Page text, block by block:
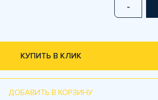
-
КУПИТЬ В КЛИК
ДОБАВИТЬ В КОРЗИНУ